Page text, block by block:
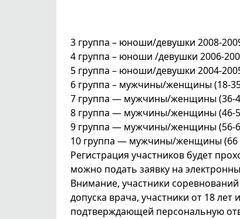
3 группа – юноши/девушки 2008-
4 группа – юноши /девушки 2006-
5 группа – юноши/девушки 2004-
6 группа – мужчины/женщины (18-
7 группа — мужчины/женщины (36-
8 группа — мужчины/женщины (46-
9 группа — мужчины/женщины (56-
10 группа — мужчины/женщины (66
Регистрация участников будет
можно подать заявку на
Внимание, участники
допуска врача, участники от 18
подтверждающей персональную